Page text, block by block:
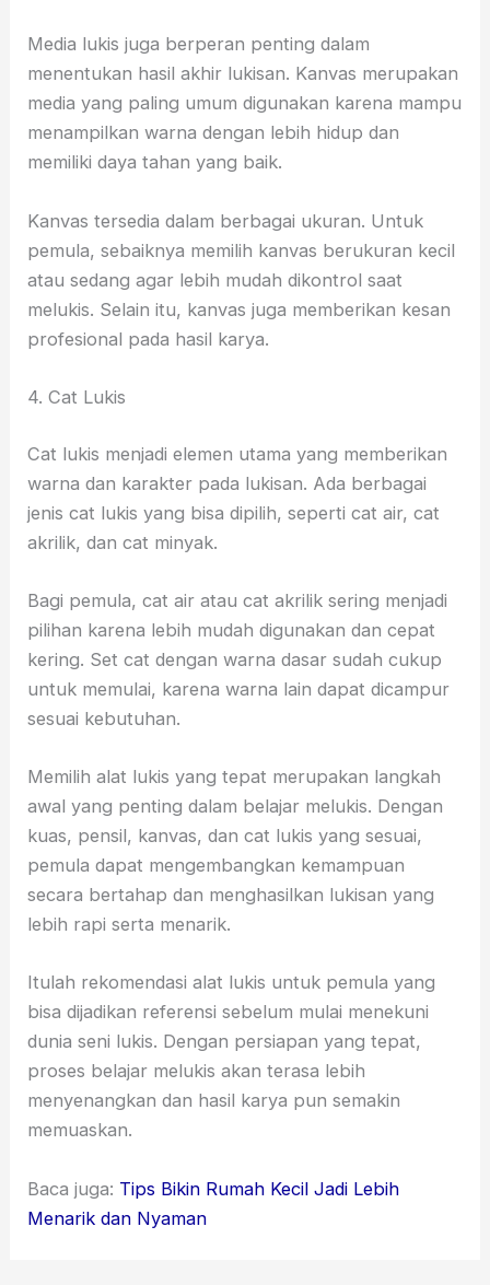
Media lukis juga berperan penting dalam
menentukan hasil akhir lukisan. Kanvas merupakan
media yang paling umum digunakan karena mampu
menampilkan warna dengan lebih hidup dan
memiliki daya tahan yang baik.
Kanvas tersedia dalam berbagai ukuran. Untuk
pemula, sebaiknya memilih kanvas berukuran kecil
atau sedang agar lebih mudah dikontrol saat
melukis. Selain itu, kanvas juga memberikan kesan
profesional pada hasil karya.
4. Cat Lukis
Cat lukis menjadi elemen utama yang memberikan
warna dan karakter pada lukisan. Ada berbagai
jenis cat lukis yang bisa dipilih, seperti cat air, cat
akrilik, dan cat minyak.
Bagi pemula, cat air atau cat akrilik sering menjadi
pilihan karena lebih mudah digunakan dan cepat
kering. Set cat dengan warna dasar sudah cukup
untuk memulai, karena warna lain dapat dicampur
sesuai kebutuhan.
Memilih alat lukis yang tepat merupakan langkah
awal yang penting dalam belajar melukis. Dengan
kuas, pensil, kanvas, dan cat lukis yang sesuai,
pemula dapat mengembangkan kemampuan
secara bertahap dan menghasilkan lukisan yang
lebih rapi serta menarik.
Itulah rekomendasi alat lukis untuk pemula yang
bisa dijadikan referensi sebelum mulai menekuni
dunia seni lukis. Dengan persiapan yang tepat,
proses belajar melukis akan terasa lebih
menyenangkan dan hasil karya pun semakin
memuaskan.
Baca juga: Tips Bikin Rumah Kecil Jadi Lebih
Menarik dan Nyaman